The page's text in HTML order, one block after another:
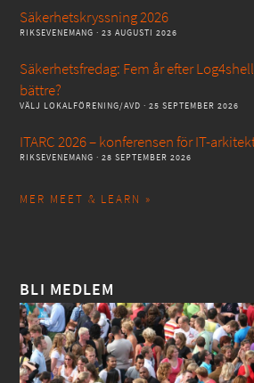
Säkerhetskryssning 2026
RIKSEVENEMANG · 23 AUGUSTI 2026
Säkerhetsfredag: Fem år efter
bättre?
VÄLJ LOKALFÖRENING/AVD · 25 SEPTEMBER 2026
ITARC 2026 – konferensen för IT-
RIKSEVENEMANG · 28 SEPTEMBER 2026
MER MEET & LEARN »
BLI MEDLEM